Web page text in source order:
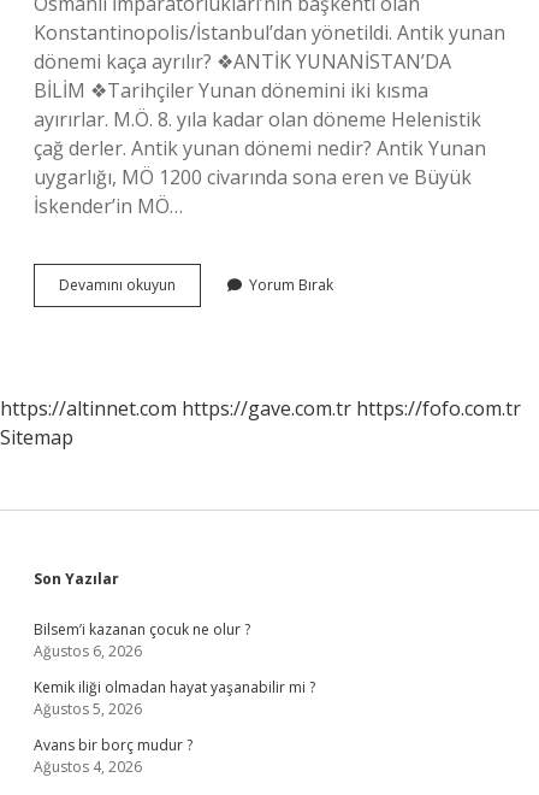
Konstantinopolis/İstanbul’dan yönetildi. Antik yunan
dönemi kaça ayrılır? ❖ANTİK YUNANİSTAN’DA
BİLİM ❖Tarihçiler Yunan dönemini iki kısma
ayırırlar. M.Ö. 8. yıla kadar olan döneme Helenistik
çağ derler. Antik yunan dönemi nedir? Antik Yunan
uygarlığı, MÖ 1200 civarında sona eren ve Büyük
İskender’in MÖ…
Devamını okuyun
Yunan
Yorum Bırak
https://altinnet.com https://gave.com.tr https://fofo.com.tr
Sitemap
Sidebar
Son Yazılar
Bilsem’i kazanan çocuk ne olur ?
Ağustos 6, 2026
Kemik iliği olmadan hayat yaşanabilir mi ?
Ağustos 5, 2026
Avans bir borç mudur ?
Ağustos 4, 2026